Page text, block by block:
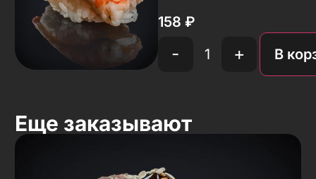
158 ₽
- + В
Еще заказывают